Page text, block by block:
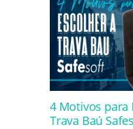
4 Motivos para
Trava Baú